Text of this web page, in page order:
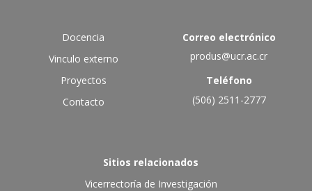
Docencia
Vinculo externo
Proyectos
Contacto
Correo electrónico
produs@ucr.ac.cr
Teléfono
(506) 2511-2777
Sitios relacionados
Vicerrectoría de Investigación